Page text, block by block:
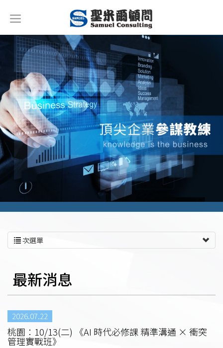
次選單
最新消息
2026.07.22
桃園：10/13(二) 《AI 時代必修課 精準溝通 × 衝突
管理實戰班》